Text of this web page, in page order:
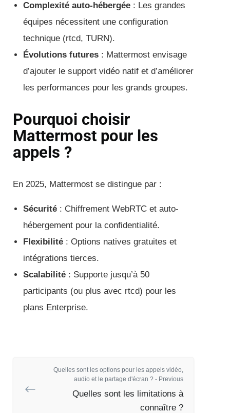
Complexité auto-hébergée : Les grandes
équipes nécessitent une configuration
technique (rtcd, TURN).
Évolutions futures : Mattermost envisage
d’ajouter le support vidéo natif et d’améliorer
les performances pour les grands groupes.
Pourquoi choisir
Mattermost pour les
appels ?
En 2025, Mattermost se distingue par :
Sécurité : Chiffrement WebRTC et auto-
hébergement pour la confidentialité.
Flexibilité : Options natives gratuites et
intégrations tierces.
Scalabilité : Supporte jusqu’à 50
participants (ou plus avec rtcd) pour les
plans Enterprise.
Quelles sont les options pour les appels vidéo,
audio et le partage d'écran ? - Previous
Quelles sont les limitations à
connaître ?